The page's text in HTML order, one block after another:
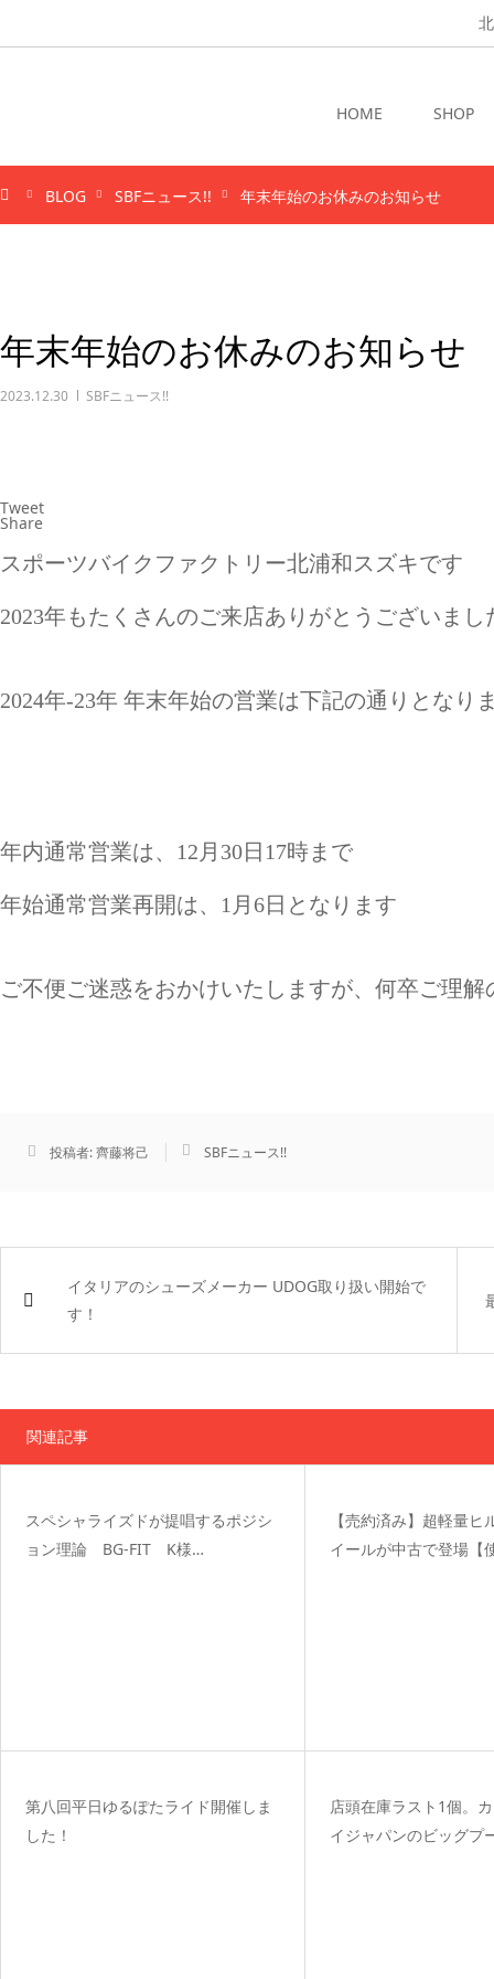
HOME SHOP
BLOG SBFニュース!! 年末年始のお休みのお知らせ
年末年始のお休みのお知らせ
2023.12.30 SBFニュース!!
Tweet
Share
スポーツバイクファクトリー北浦和スズキです
2023年もたくさんのご来店ありがとうございまし
2024年-23年 年末年始の営業は下記の通りとなり
年内通常営業は、12月30日17時まで
年始通常営業再開は、1月6日となります
ご不便ご迷惑をおかけいたしますが、何卒ご理
投稿者:齊藤将己 SBFニュース!!
イタリアのシューズメーカー UDOG取り扱い開始で
す！
関連記事
スペシャライズドが提唱するポジシ
ョン理論 BG-FIT K様…
【売約済み】超軽量ヒ
イールが中古で登場【
第八回平日ゆるぽたライド開催しま
した！
店頭在庫ラスト1個。
イジャパンのビッグプ